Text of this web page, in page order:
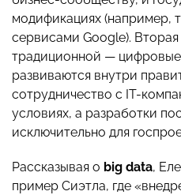
модификациях (например,
сервисами Google).
традиционной —
развиваются внутри
сотрудничество с IT-
условиях, а разработки
исключительно для
Рассказывая о big data,
пример Сиэтла, где «